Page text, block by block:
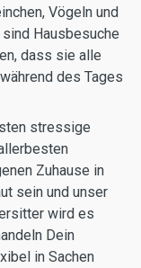
Vögeln und
Hausbesuche
dass sie alle
des Tages
stressige
Zuhause in
sein und unser
wird es
Dein
in Sachen